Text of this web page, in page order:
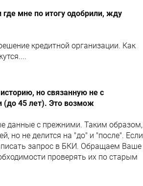
мне по итогу одобрили, жду
кредитной организации. Как
но связанную не с
45 лет). Это возмож
данные с прежними. Таким образом,
но не делится на "до" и "после". Если
запрос в БКИ. Обращаем Ваше
проверять их по старым